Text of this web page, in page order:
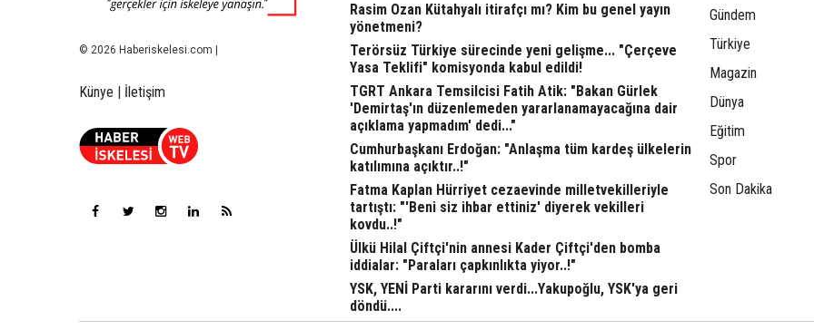
© 2026 Haberiskelesi.com |
Künye İletişim
Rasim Ozan Kütahyalı itirafçı mı? Kim bu genel yayın
yönetmeni?
Terörsüz Türkiye sürecinde yeni gelişme... "Çerçeve
Yasa Teklifi" komisyonda kabul edildi!
TGRT Ankara Temsilcisi Fatih Atik: "Bakan Gürlek
'Demirtaş'ın düzenlemeden yararlanamayacağına dair
açıklama yapmadım' dedi..."
Cumhurbaşkanı Erdoğan: "Anlaşma tüm kardeş ülkelerin
katılımına açıktır..!"
Fatma Kaplan Hürriyet cezaevinde milletvekilleriyle
tartıştı: "'Beni siz ihbar ettiniz' diyerek vekilleri
kovdu..!"
Ülkü Hilal Çiftçi'nin annesi Kader Çiftçi'den bomba
iddialar: "Paraları çapkınlıkta yiyor..!"
YSK, YENİ Parti kararını verdi...Yakupoğlu, YSK'ya geri
döndü....
Gündem
Türkiye
Magazin
Dünya
Eğitim
Spor
Son Dakika